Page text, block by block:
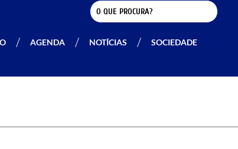
AGENDA NOTÍCIAS SOCIEDADE